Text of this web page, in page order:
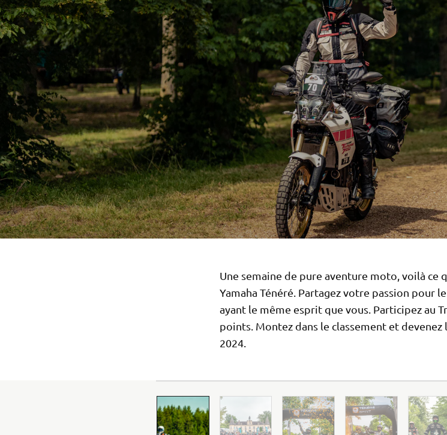
Une semaine de pure aventure moto, voilà ce
Yamaha Ténéré. Partagez votre passion pour
ayant le même esprit que vous. Participez au
points. Montez dans le classement et devenez
2024.